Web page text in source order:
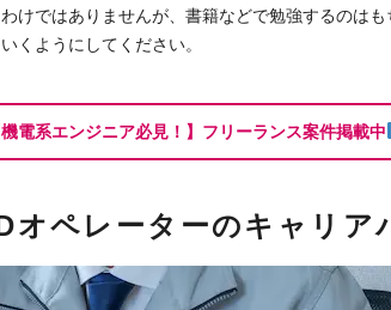
けではありませんが、書籍などで勉強するのは
くようにしてください。
機電系エンジニア必見！】フリーランス案件掲載中
オペレーターのキャリア